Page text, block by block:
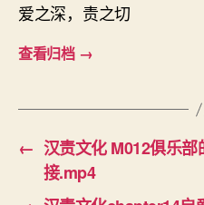
爱之深，责之切
查看归档 →
← 汉责文化 M012俱乐
接.mp4